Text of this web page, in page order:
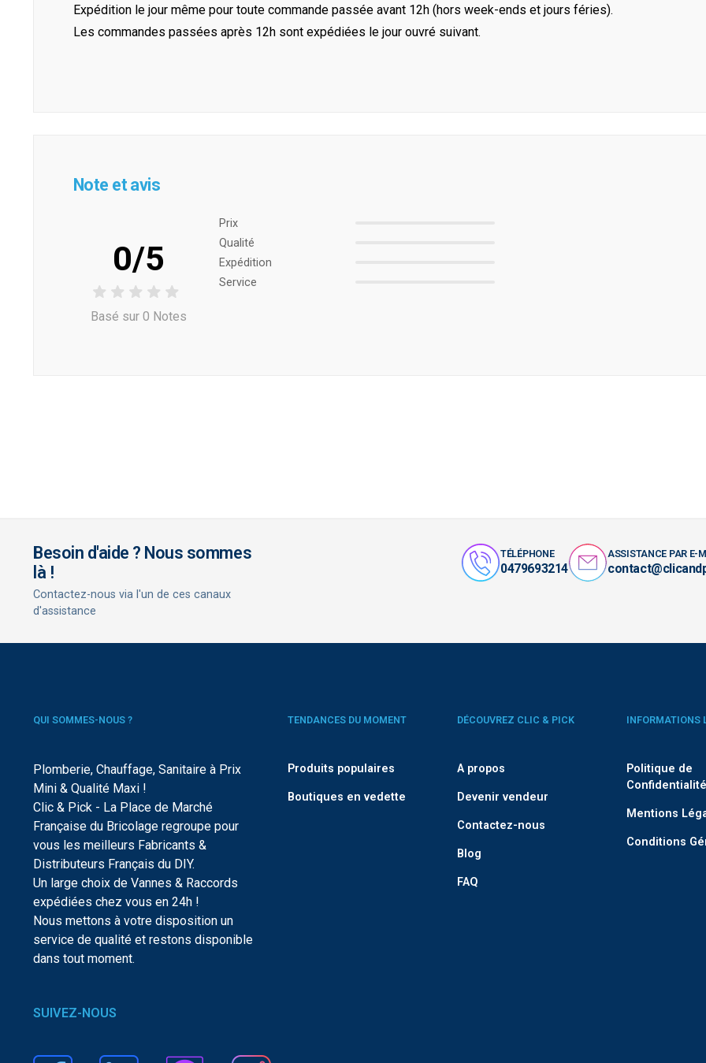
Expédition le jour même pour toute commande passée avant 12h (hors week-ends et jours féries).
Les commandes passées après 12h sont expédiées le jour ouvré suivant.
Note et avis
0/5
Basé sur 0 Notes
Prix ​​
Qualité
Expédition
Service
Besoin d'aide ? Nous sommes
là !
Contactez-nous via l'un de ces canaux
d'assistance
TÉLÉPHONE
0479693214
ASSISTANCE PAR E-
QUI SOMMES-NOUS ?
Plomberie, Chauffage, Sanitaire à Prix
Mini & Qualité Maxi !
Clic & Pick - La Place de Marché
Française du Bricolage regroupe pour
vous les meilleurs Fabricants &
Distributeurs Français du DIY.
Un large choix de Vannes & Raccords
expédiées chez vous en 24h !
Nous mettons à votre disposition un
service de qualité et restons disponible
dans tout moment.
TENDANCES DU MOMENT
Produits populaires
Boutiques en vedette
DÉCOUVREZ CLIC & PICK
A propos
Devenir vendeur
Contactez-nous
Blog
FAQ
INFORMATIONS
Politique de
Confidentialité
Mentions
Conditions
SUIVEZ-NOUS